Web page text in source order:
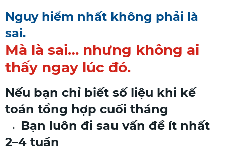
Nguy hiểm nhất không phải là
sai.
Mà là sai… nhưng không ai
thấy ngay lúc đó.
Nếu bạn chỉ biết số liệu khi kế
toán tổng hợp cuối tháng
→ Bạn luôn đi sau vấn đề ít nhất
2–4 tuần